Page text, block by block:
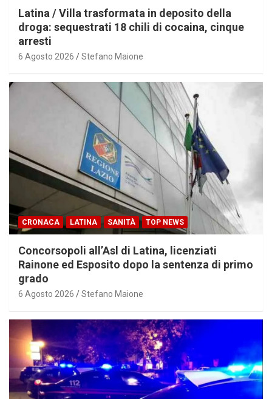
Latina / Villa trasformata in deposito della
droga: sequestrati 18 chili di cocaina, cinque
arresti
6 Agosto 2026 Stefano Maione
CRONACA LATINA SANITÀ TOP NEWS
Concorsopoli all’Asl di Latina, licenziati
Rainone ed Esposito dopo la sentenza di primo
grado
6 Agosto 2026 Stefano Maione